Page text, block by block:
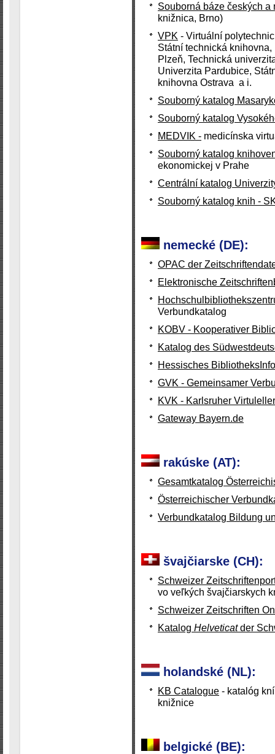
Souborná báze českých
knižnica, Brno)
VPK - Virtuální
Státní technická
Plzeň, Technická
Univerzita Pardubice,
knihovna Ostrava a i.
Souborný katalog
Souborný katalog
MEDVIK - medicínska
Souborný katalog
ekonomickej v Prahe
Centrální katalog
Souborný katalog knih -
nemecké (DE):
OPAC der
Elektronische
Verbundkatalog
KOBV - Kooperativer
Katalog des
Hessisches
GVK - Gemeinsamer
KVK - Karlsruher
Gateway Bayern.de
rakúske (AT):
Gesamtkatalog
Österreichischer
Verbundkatalog Bildung
švajčiarske (CH):
Schweizer
vo veľkých švajčiarskych
Schweizer Zeitschriften
Katalog Helveticatder
holandské (NL):
KB Catalogue - katalóg
knižnice
belgické (BE):